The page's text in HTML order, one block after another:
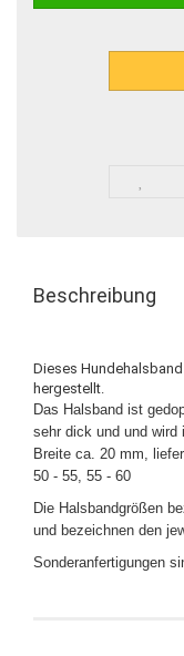
Beschreibung
Dieses
hergestellt.
Das Halsband ist
sehr dick und und wird
Breite ca. 20 mm,
50 - 55, 55 - 60
Die Halsbandgrößen
und bezeichnen den
Sonderanfertigungen